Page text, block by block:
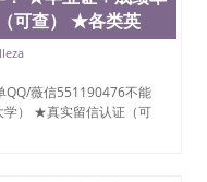
历（San Jose
（San Jose State
Jose State
Jose State
Jose State
（San Jose State
（San Jose State
可查） ★各类英
QQ/薇信551190476不能
） ★真实留信认证（可